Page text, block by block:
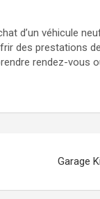
d’un véhicule
des prestations
rendez-vous
Garage